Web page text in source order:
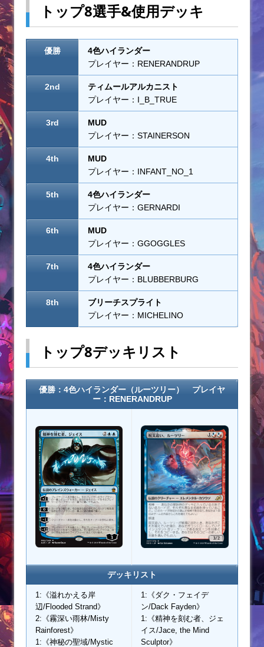
トップ8選手&使用デッキ
優勝
4色ハイランダー
プレイヤー：RENERANDRUP
2nd
ティムールアルカニスト
プレイヤー：I_B_TRUE
3rd
MUD
プレイヤー：STAINERSON
4th
MUD
プレイヤー：INFANT_NO_1
5th
4色ハイランダー
プレイヤー：GERNARDI
6th
MUD
プレイヤー：GGOGGLES
7th
4色ハイランダー
プレイヤー：BLUBBERBURG
8th
ブリーチスプライト
プレイヤー：MICHELINO
トップ8デッキリスト
優勝：4色ハイランダー（ルーツリー） プレイヤ
ー：RENERANDRUP
デッキリスト
1:《溢れかえる岸
辺/Flooded Strand》
2:《霧深い雨林/Misty
Rainforest》
1:《神秘の聖域/Mystic
1:《ダク・フェイデ
ン/Dack Fayden》
1:《精神を刻む者、ジェ
イス/Jace, the Mind
Sculptor》